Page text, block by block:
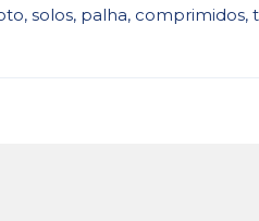
solos, palha,